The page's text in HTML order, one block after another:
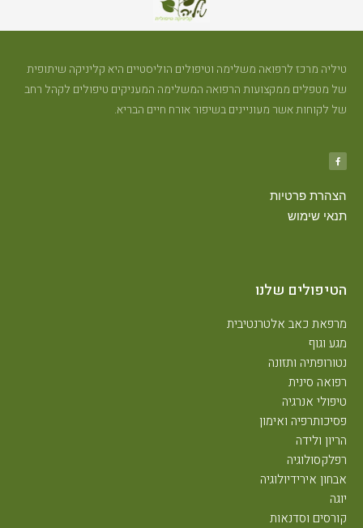
טיליה מרכז לרפואה משלימה וטיפולים הוליסטיים היא קליניקה שיתופית
של מטפלים ממקצועות הרפואה המשלימה המעניקים טיפולים לקהל רחב
של לקוחות אשר מעוניינים בשיפור אורח חיים הבריא.
הצהרת פרטיות
תנאי שימוש
הטיפולים שלנו
מרפאת כאב אלטרנטיבית
מגע וגוף
נטורופתיה ותזונה
רפואה סינית
טיפולי אנרגיה
פסיכותרפיה ואימון
הריון ולידה
רפלקסולוגיה
אבחון אירידיולוגיה
יוגה
קורסים וסדנאות